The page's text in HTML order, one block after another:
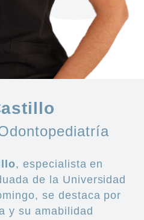
, especialista en
de la Universidad
se destaca por
y su amabilidad